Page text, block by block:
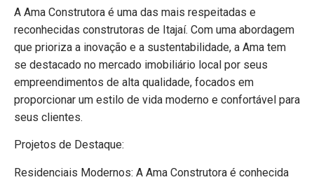
A Ama Construtora é uma das mais respeitadas e
reconhecidas construtoras de Itajaí. Com uma abordagem
que prioriza a inovação e a sustentabilidade, a Ama tem
se destacado no mercado imobiliário local por seus
empreendimentos de alta qualidade, focados em
proporcionar um estilo de vida moderno e confortável para
seus clientes.
Projetos de Destaque:
Residenciais Modernos: A Ama Construtora é conhecida